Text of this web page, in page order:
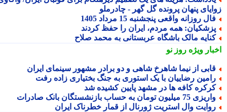
پنهان پرونده گل گهر - چادرملو
روزانه واقعی پنجشنبه 15 مرداد 1405
همه مردم، ایران را حفظ کردند
مالک باشگاه عربستانی به محمد صلاح
ویژهروز نو
از نیما شاهرخ شاهی و دو برادر مشهور سینمای ایران
رضاییان با یک استوری به جنگ بختیاری زاده رفت
کافه ها در مشهد پایین کشیده شد
75 میلیون تومان به حساب بازنشستگان بانک صادرات
وال استریت ژورنال از قمار خطرناک ایران